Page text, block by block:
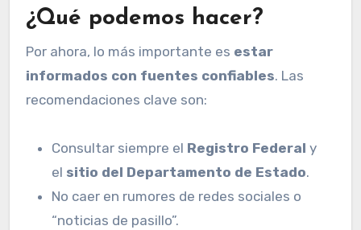
¿Qué podemos hacer?
Por ahora, lo más importante es estar
informados con fuentes confiables. Las
recomendaciones clave son:
Consultar siempre el Registro Federal y
el sitio del Departamento de Estado.
No caer en rumores de redes sociales o
“noticias de pasillo”.